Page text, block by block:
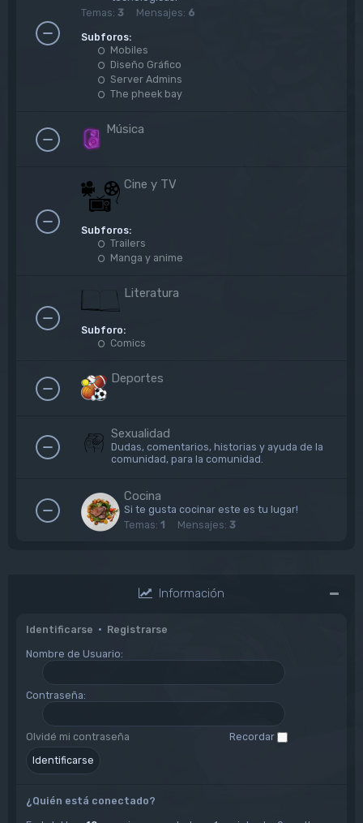
Temas: 3 Mensajes: 6
Subforos:
Mobiles
Diseño Gráfico
Server Admins
The pheek bay
Música
Cine y TV
Subforos:
Trailers
Manga y anime
Literatura
Subforo:
Comics
Deportes
Sexualidad
Dudas, comentarios, historias y ayuda de la
comunidad, para la comunidad.
Cocina
Si te gusta cocinar este es tu lugar!
Temas: 1 Mensajes: 3
Información
Identificarse • Registrarse
Nombre de Usuario:
Contraseña:
Olvidé mi contraseña Recordar
¿Quién está conectado?